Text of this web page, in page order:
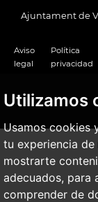
Utilizamos
Usamos cookies
tu experiencia de
mostrarte
adecuados, para
comprender de
Ajuntament de
Aviso
legal
Política
privacidad